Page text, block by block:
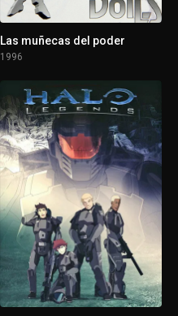
Las muñecas del poder
1996